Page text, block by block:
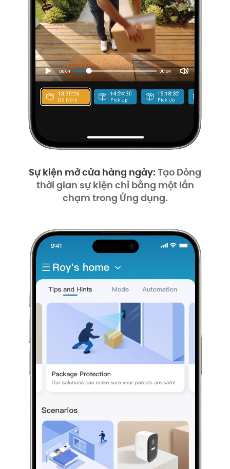
Sự kiện mở cửa hàng ngày: Tạo Dòng
thời gian sự kiện chỉ bằng một lần
chạm trong Ứng dụng.